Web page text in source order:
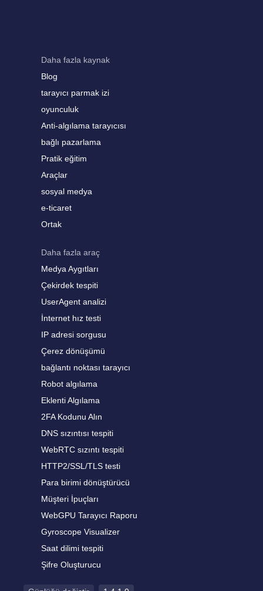
Daha fazla kaynak
Blog
tarayıcı parmak izi
oyunculuk
Anti-algılama tarayıcısı
bağlı pazarlama
Pratik eğitim
Araçlar
sosyal medya
e-ticaret
Ortak
Daha fazla araç
Medya Aygıtları
Çekirdek tespiti
UserAgent analizi
İnternet hız testi
IP adresi sorgusu
Çerez dönüşümü
bağlantı noktası tarayıcı
Robot algılama
Eklenti Algılama
2FA Kodunu Alın
DNS sızıntısı tespiti
WebRTC sızıntı tespiti
HTTP2/SSL/TLS testi
Para birimi dönüştürücü
Müşteri İpuçları
WebGPU Tarayıcı Raporu
Gyroscope Visualizer
Saat dilimi tespiti
Şifre Oluşturucu